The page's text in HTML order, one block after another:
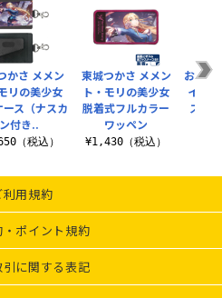
かさ メメン
リの美少女
ース（ナスカ
ン付き..
（税込）
東城つかさ メメン
ト・モリの美少女
脱着式フルカラー
ワッペン
¥1,430（税込）
おタマ
イズ
ステ
利用規約
ポイント規約
に関する表記